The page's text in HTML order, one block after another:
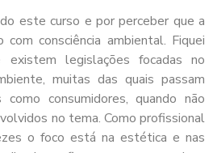
este curso e por perceber que a
com consciência ambiental. Fiquei
existem legislações focadas no
muitas das quais passam
consumidores, quando não
no tema. Como profissional
o foco está na estética e nas